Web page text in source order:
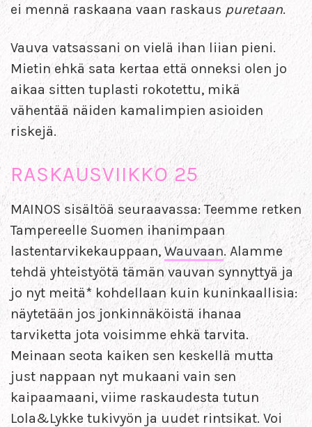
ei mennä raskaana vaan raskaus puretaan.
Vauva vatsassani on vielä ihan liian pieni.
Mietin ehkä sata kertaa että onneksi olen jo
aikaa sitten tuplasti rokotettu, mikä
vähentää näiden kamalimpien asioiden
riskejä.
RASKAUSVIIKKO 25
MAINOS sisältöä seuraavassa: Teemme retken
Tampereelle Suomen ihanimpaan
lastentarvikekauppaan, Wauvaan. Alamme
tehdä yhteistyötä tämän vauvan synnyttyä ja
jo nyt meitä* kohdellaan kuin kuninkaallisia:
näytetään jos jonkinnäköistä ihanaa
tarviketta jota voisimme ehkä tarvita.
Meinaan seota kaiken sen keskellä mutta
just nappaan nyt mukaani vain sen
kaipaamaani, viime raskaudesta tutun
Lola&Lykke tukivyön ja uudet rintsikat. Voi